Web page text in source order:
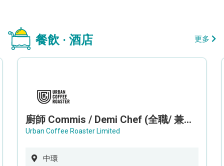
餐飲 · 酒店 更多
廚師 Commis / Demi Chef (全職/ 兼職) (工作地點:中環)
Urban Coffee Roaster Limited
中環